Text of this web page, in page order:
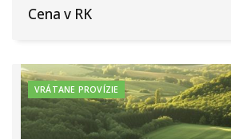
Cena v RK
VRÁTANE PROVÍZIE